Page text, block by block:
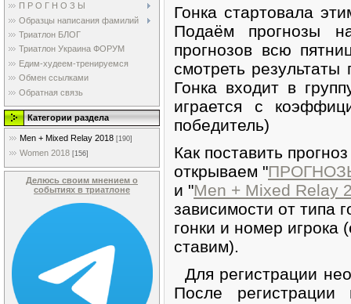
П Р О Г Н О З Ы
Образцы написания фамилий
Триатлон БЛОГ
Триатлон Украина ФОРУМ
Едим-худеем-тренируемся
Обмен ссылками
Обратная связь
Категории раздела
Men + Mixed Relay 2018 [190]
Women 2018 [156]
Делюсь своим мнением о
событиях в триатлоне
Гонка стартовала
Подаём прогнозы
прогнозов всю
смотреть результаты
Гонка входит в
играется с
победитель)
Как поставить
открываем "
и "Men + Mixed Relay
зависимости от типа
гонки и номер игрока
ставим).
Для регистрации
После регистрации